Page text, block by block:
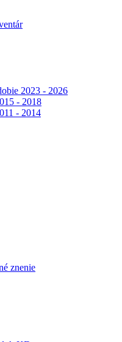
2023 - 2026
- 2018
- 2014
znenie